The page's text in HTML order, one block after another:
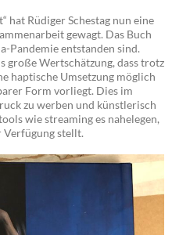
hat Rüdiger Schestag nun eine
gewagt. Das Buch
Pandemie entstanden sind.
große Wertschätzung, dass trotz
haptische Umsetzung möglich
Form vorliegt. Dies im
zu werben und künstlerisch
wie streaming es nahelegen,
stellt.